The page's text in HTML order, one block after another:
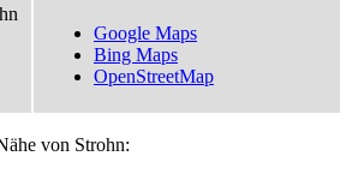
Google Maps
Bing Maps
OpenStreetMap
von Strohn: